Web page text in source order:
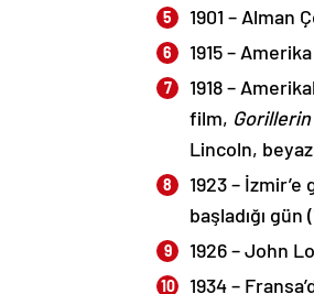
1901 – Alman
1915 –
1918 –
film, Gorillerin
Lincoln,
1923 –
başladığı
1926 – John
1934 –